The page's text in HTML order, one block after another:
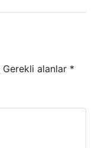
Gerekli alanlar *